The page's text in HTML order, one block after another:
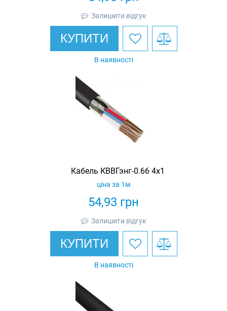
Залишити відгук
КУПИТИ
В наявності
Кабель КВВГэнг-0.66 4х1
54,93 грн
ціна за 1м
Залишити відгук
КУПИТИ
В наявності